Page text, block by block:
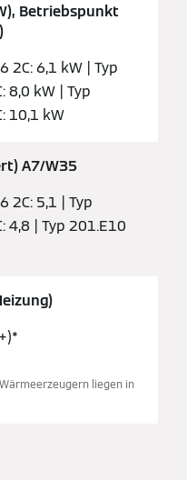
Betriebspunkt
2C: 6,1 kW | Typ
8,0 kW | Typ
10,1 kW
A7/W35
2C: 5,1 | Typ
4,8 | Typ 201.E10
liegen in